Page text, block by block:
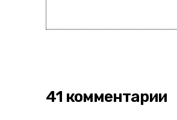
41 комментарии